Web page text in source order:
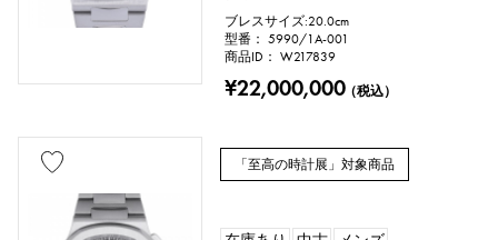
ブレスサイズ:20.0cm
型番： 5990/1A-001
商品ID： W217839
¥22,000,000（税込）
「至高の時計展」対象商品